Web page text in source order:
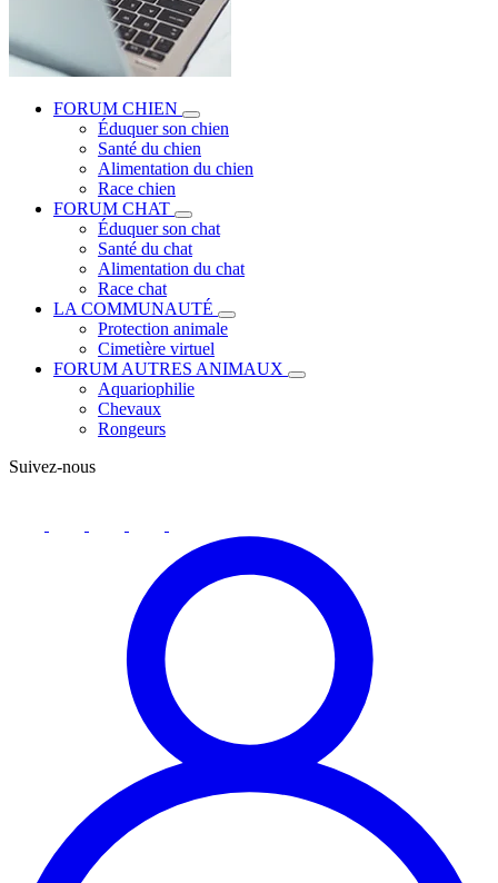
FORUM CHIEN
Éduquer son chien
Santé du chien
Alimentation du chien
Race chien
FORUM CHAT
Éduquer son chat
Santé du chat
Alimentation du chat
Race chat
LA COMMUNAUTÉ
Protection animale
Cimetière virtuel
FORUM AUTRES ANIMAUX
Aquariophilie
Chevaux
Rongeurs
Suivez-nous